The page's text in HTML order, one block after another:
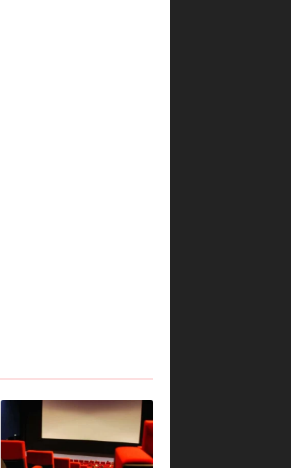
Spettatori si sentono male
durante proiezione di un film
a Palermo, evacuato un
cinema